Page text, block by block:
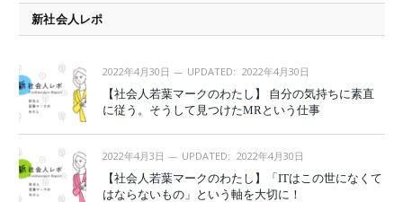
新社会人レポ
2022年4月30日 UPDATED: 2022年4月30日
【社会人若葉マークのわたし】 自分の気持ちに素直
に従う。そうして見つけたMRという仕事
2022年4月3日 UPDATED: 2022年4月30日
【社会人若葉マークのわたし】「ITはこの世になくて
はならないもの」という軸を大切に！